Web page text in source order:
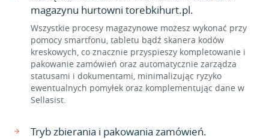
magazynu hurtowni torebkihurt.pl.
Wszystkie procesy magazynowe możesz wykonać przy
pomocy smartfonu, tabletu bądź skanera kodów
kreskowych, co znacznie przyspieszy kompletowanie i
pakowanie zamówień oraz automatycznie zarządza
statusami i dokumentami, minimalizując ryzyko
ewentualnych pomyłek oraz komplementując dane w
Sellasist.
Tryb zbierania i pakowania zamówień.